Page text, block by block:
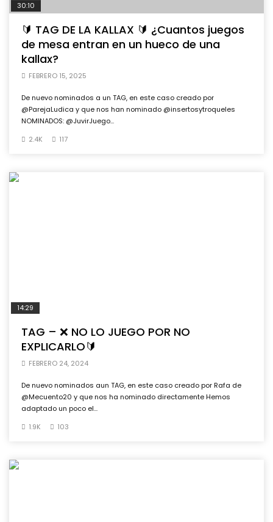
30:10
🔰 TAG DE LA KALLAX 🔰 ¿Cuantos juegos
de mesa entran en un hueco de una
kallax?
FEBRERO 15, 2025
De nuevo nominados a un TAG, en este caso creado por
@ParejaLudica y que nos han nominado @insertosytroqueles
NOMINADOS: @JuvirJuego...
2.4K
117
14:29
TAG – ❌ NO LO JUEGO POR NO
EXPLICARLO🔰
FEBRERO 24, 2024
De nuevo nominados aun TAG, en este caso creado por Rafa de
@Mecuento20 y que nos ha nominado directamente Hemos
adaptado un poco el...
1.9K
103